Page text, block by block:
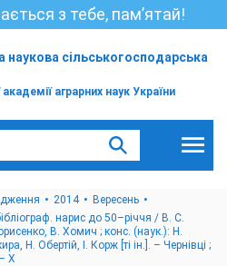
з тебе, пам’ятай!
наукова сільськогосподарська
аграрних наук України
2014
Вересень
нарис до 50–річчя / В. С.
В. Хомич ; конс. (наук.): Н.
Н. Обертій, І. Корж [ті ін.]. – Чернівці ;
X